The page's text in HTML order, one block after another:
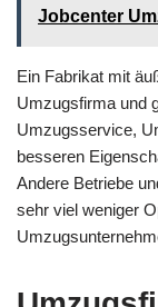
Jobcenter
Ein Fabrikat mit
Umzugsfirma und
Umzugsservice,
besseren
Andere Betriebe
sehr viel weniger